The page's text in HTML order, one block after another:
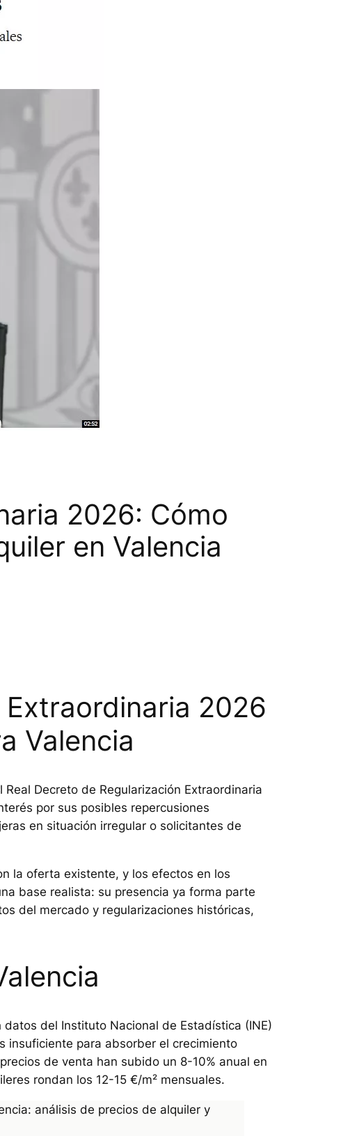
2026: Cómo
en Valencia
2026
Valencia
Decreto de Regularización Extraordinaria
por sus posibles repercusiones
en situación irregular o solicitantes de
la oferta existente, y los efectos en los
base realista: su presencia ya forma parte
del mercado y regularizaciones históricas,
del Instituto Nacional de Estadística (INE)
insuficiente para absorber el crecimiento
de venta han subido un 8-10% anual en
rondan los 12-15 €/m² mensuales.